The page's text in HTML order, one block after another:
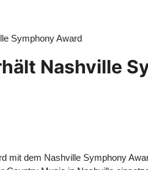
Symphony Award
Nashville
mit dem Nashville Symphony